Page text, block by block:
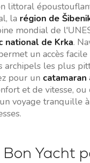
littoral
la région de
mondial de
national de Krka.
un accès
archipels les plus
pour un
et de vitesse, ou
voyage tranquille à
Bon Yacht